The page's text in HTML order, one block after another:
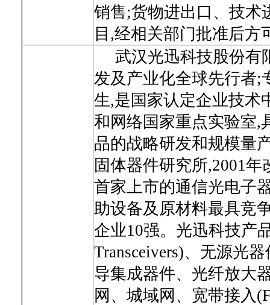
销售;货物进出口、技术
目,经相关部门批准后方
武汉光迅科技股份有
发及产业化全球先行者;
生,是国家认定企业技术
和网络国家重点实验室,
品的战略研发和规模量
固体器件研究所,2001
首家上市的通信光电子
助设备及原材料最具竞
企业10强。光迅科技产
Transceivers)、无源光
导集成器件、光纤放大
网、城域网、宽带接入